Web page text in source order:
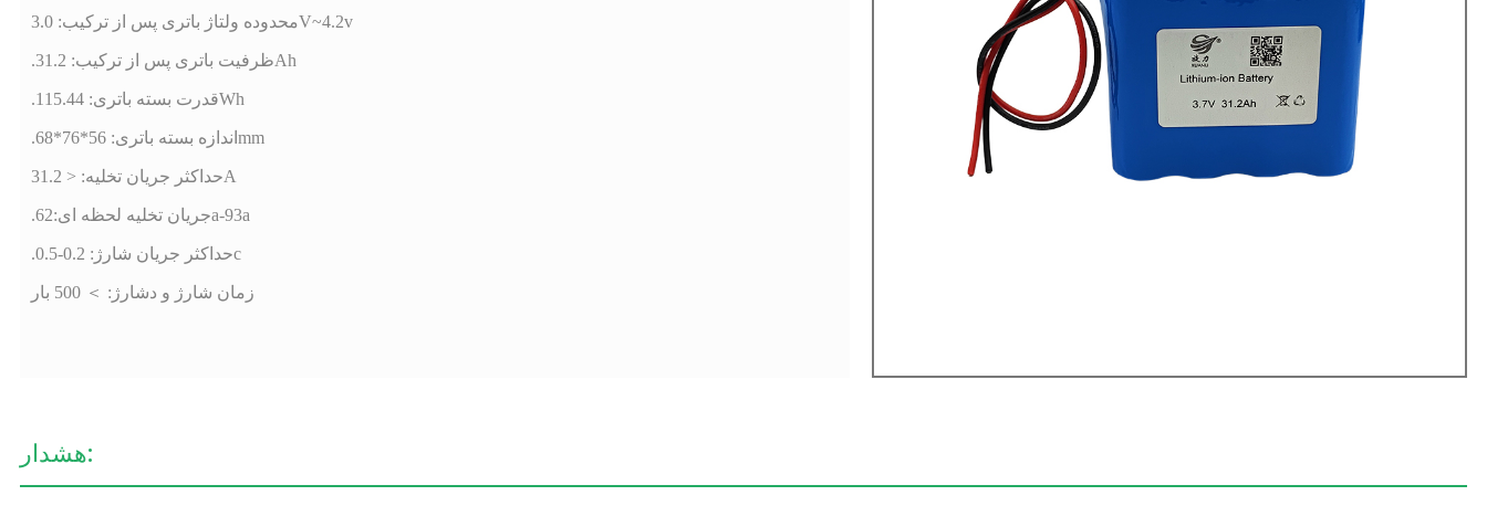
محدوده ولتاژ باتری پس از ترکیب: 3.0V~4.2v
.ظرفیت باتری پس از ترکیب: 31.2Ah
.قدرت بسته باتری: 115.44Wh
.اندازه بسته باتری: 56*76*68mm
حداکثر جریان تخلیه: < 31.2A
.جریان تخلیه لحظه ای:62a-93a
.حداکثر جریان شارژ: 0.2-0.5c
زمان شارژ و دشارژ: ＞ 500 بار
هشدار: